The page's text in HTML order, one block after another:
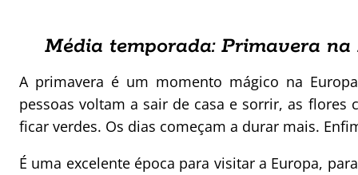
Média temporada: Primavera na
A primavera é um momento mágico na
pessoas voltam a sair de casa e sorrir, as flores
ficar verdes. Os dias começam a durar mais.
É uma excelente época para visitar a Europa,